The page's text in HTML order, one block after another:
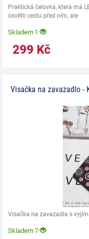
Praktická čelovka, která má
osvětlí cestu před ním, ale
Skladem 1
299 Kč
Visačka na zavazadlo -
Visačka na zavazadla s
Skladem 7